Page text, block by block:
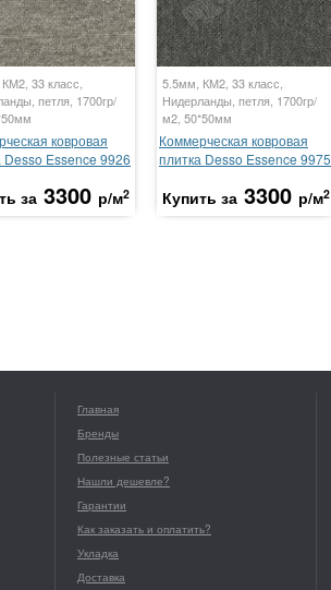
33 класс,
петля, 1700гр/
ковровая
Desso Essence 9926
за 3300 р/м2
5.5мм, КМ2, 33 класс,
Нидерланды, петля, 1700гр/
м2, 50*50мм
Коммерческая ковровая
плитка Desso Essence 9975
Купить за 3300 р/м2
Главная
Бренды
Полезные статьи
Нашли дешевле?
Гарантии
Как заказать и оплатить?
Укладка
Доставка